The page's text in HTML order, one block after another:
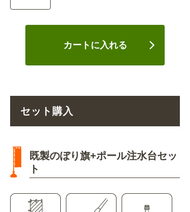
カートに入れる
セット購入
既製のぼり旗+ポール注水台セッ
ト